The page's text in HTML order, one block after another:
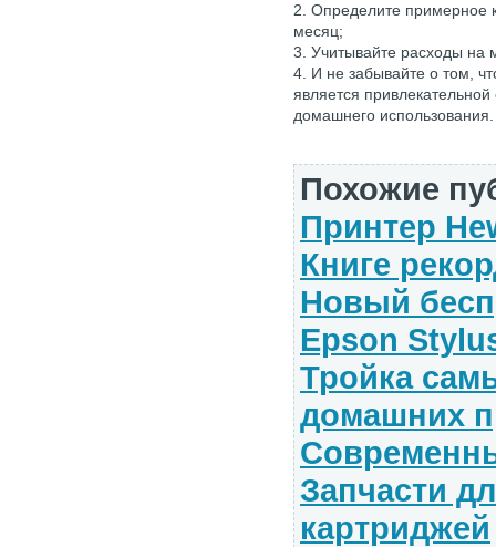
2. Определите примерное
месяц;
3. Учитывайте расходы
4. И не забывайте о том,
является
домашнего использования.
Похожие
Принтер
Книге
Новый
Epson
Тройка
домашних
Запчасти
картриджей